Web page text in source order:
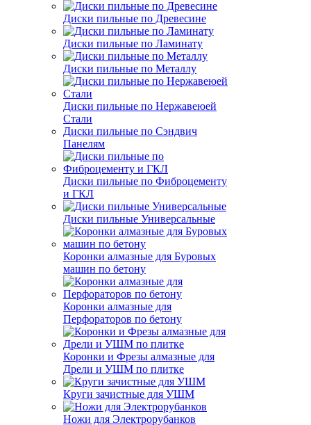
Диски пильные по Древесине
Диски пильные по Ламинату
Диски пильные по Металлу
Диски пильные по Нержавеюей
Стали
Диски пильные по Сэндвич
Панелям
Диски пильные по Фиброцементу
и ГКЛ
Диски пильные Универсальные
Коронки алмазные для Буровых
машин по бетону
Коронки алмазные для
Перфораторов по бетону
Коронки и Фрезы алмазные для
Дрели и УШМ по плитке
Круги зачистные для УШМ
Ножи для Электрорубанков